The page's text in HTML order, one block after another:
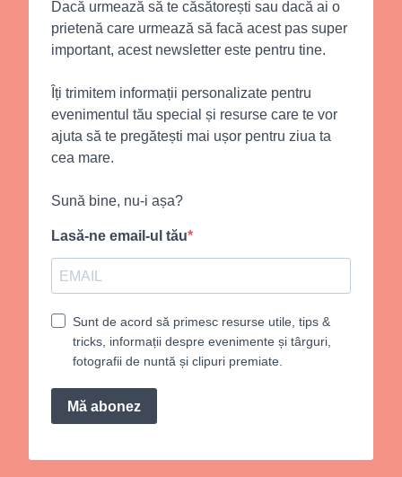
Dacă urmează să te căsătorești sau dacă ai o
prietenă care urmează să facă acest pas super
important, acest newsletter este pentru tine.
Îți trimitem informații personalizate pentru
evenimentul tău special și resurse care te vor
ajuta să te pregătești mai ușor pentru ziua ta
cea mare.
Sună bine, nu-i așa?
Lasă-ne email-ul tău
Sunt de acord să primesc resurse utile, tips &
tricks, informații despre evenimente și târguri,
fotografii de nuntă și clipuri premiate.
Mă abonez